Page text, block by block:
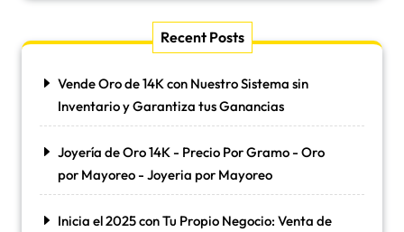
Recent Posts
Vende Oro de 14K con Nuestro Sistema sin
Inventario y Garantiza tus Ganancias
Joyería de Oro 14K - Precio Por Gramo - Oro
por Mayoreo - Joyeria por Mayoreo
Inicia el 2025 con Tu Propio Negocio: Venta de